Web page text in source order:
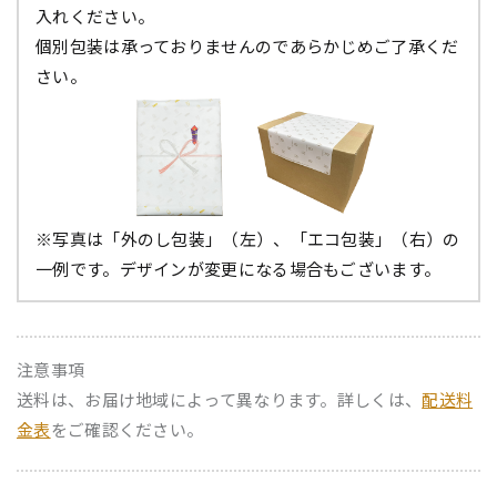
入れください。
個別包装は承っておりませんのであらかじめご了承くだ
さい。
※写真は「外のし包装」（左）、「エコ包装」（右）の
一例です。デザインが変更になる場合もございます。
注意事項
送料は、お届け地域によって異なります。詳しくは、配送料
金表をご確認ください。